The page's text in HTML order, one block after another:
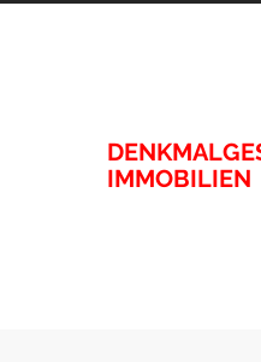
IMMOBILIEN